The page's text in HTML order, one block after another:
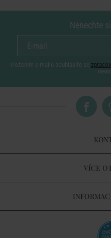
Nenechte
vložením e-mailu souhlasíte se
VÍCE O